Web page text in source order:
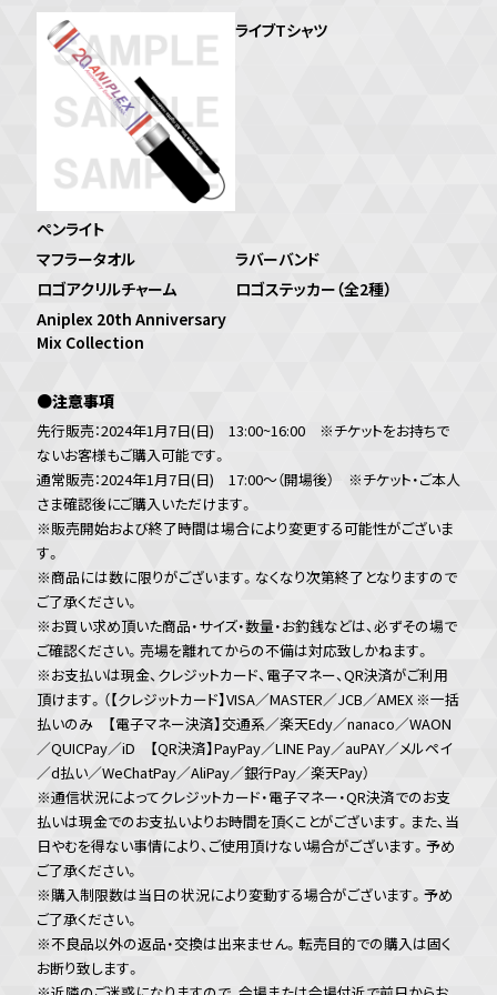
ペンライト
マフラータオル
ロゴアクリルチャーム ロゴステッカー（全2種）
Aniplex 20th Anniversary
Mix Collection